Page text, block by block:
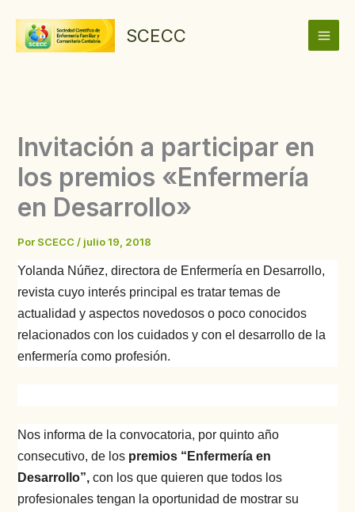
contenido
SCECC
Invitación a participar en
los premios «Enfermería
en Desarrollo»
Por SCECC / julio 19, 2018
Yolanda Núñez, directora de Enfermería en Desarrollo,
revista cuyo interés principal es tratar temas de
actualidad y aspectos novedosos o poco conocidos
relacionados con los cuidados y con el desarrollo de la
enfermería como profesión.
Nos informa de la convocatoria, por quinto año
consecutivo, de los premios “Enfermería en
Desarrollo”,con los que quieren que todos los
profesionales tengan la oportunidad de mostrar su